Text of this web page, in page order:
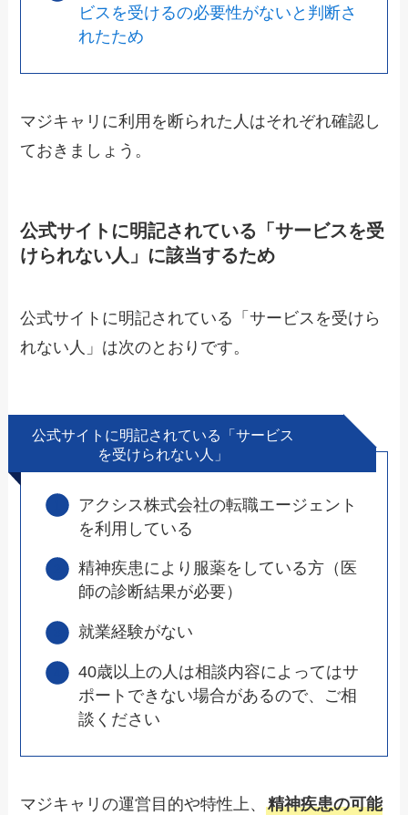
ビスを受けるの必要性がないと判断さ
れたため
マジキャリに利用を断られた人はそれぞれ確認し
ておきましょう。
公式サイトに明記されている「サービスを受
けられない人」に該当するため
公式サイトに明記されている「サービスを受けら
れない人」は次のとおりです。
公式サイトに明記されている「サービス
を受けられない人」
アクシス株式会社の転職エージェント
を利用している
精神疾患により服薬をしている方（医
師の診断結果が必要）
就業経験がない
40歳以上の人は相談内容によってはサ
ポートできない場合があるので、ご相
談ください
マジキャリの運営目的や特性上、精神疾患の可能